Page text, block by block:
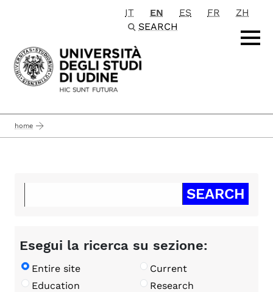
Passa al contenuto principale
IT EN ES FR
ZH
SEARCH
home
Esegui la ricerca su sezione:
Entire site
Current
Education
Research